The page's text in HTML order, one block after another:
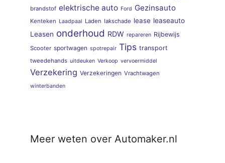
brandstof elektrische auto Ford Gezinsauto
Kenteken Laadpaal Laden lakschade lease leaseauto
Leasen onderhoud RDW repareren Rijbewijs
Scooter sportwagen spotrepair Tips transport
tweedehands uitdeuken Verkoop vervoermiddel
Verzekering Verzekeringen Vrachtwagen
winterbanden
Meer weten over Automaker.nl